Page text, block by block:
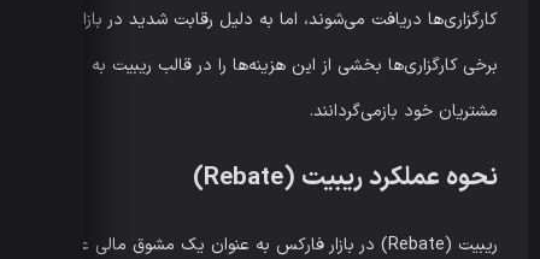
کارگزاری‌ها دریافت می‌شوند، اما به دلیل رقابت شدید در بازار،
برخی کارگزاری‌ها بخشی از این هزینه‌ها را در قالب ریبیت به
مشتریان خود بازمی‌گردانند.
نحوه عملکرد ریبیت (Rebate)
ریبیت (Rebate) در بازار فارکس به عنوان یک مشوق مالی عمل